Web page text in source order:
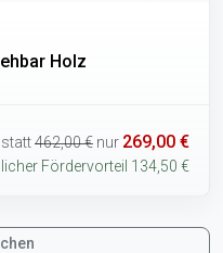
Holz
statt462,00 € nur 269,00 €
Fördervorteil 134,50 €